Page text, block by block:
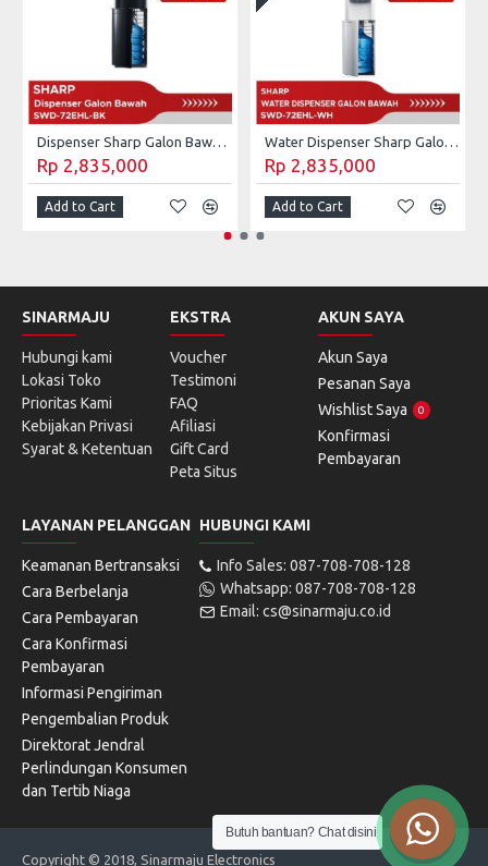
Dispenser Sharp Galon Bawah SWD-72EHL-BK
Rp 2,835,000
Add to Cart
Water Dispenser Sharp Galon Bawah SWD-72EHL-WH
Rp 2,835,000
Add to Cart
SINARMAJU
Hubungi kami
Lokasi Toko
Prioritas Kami
Kebijakan Privasi
Syarat & Ketentuan
EKSTRA
Voucher
Testimoni
FAQ
Afiliasi
Gift Card
Peta Situs
AKUN SAYA
Akun Saya
Pesanan Saya
Wishlist Saya
0
Konfirmasi
Pembayaran
LAYANAN PELANGGAN
Keamanan Bertransaksi
Cara Berbelanja
Cara Pembayaran
Cara Konfirmasi
Pembayaran
Informasi Pengiriman
Pengembalian Produk
Direktorat Jendral
Perlindungan Konsumen
dan Tertib Niaga
HUBUNGI KAMI
Info Sales: 087-708-708-128
Whatsapp: 087-708-708-128
Email: cs@sinarmaju.co.id
Copyright © 2018, Sinarmaju Electronics
Butuh bantuan? Chat disini